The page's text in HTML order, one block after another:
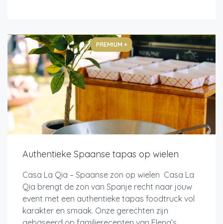
PREMIUM +
Authentieke Spaanse tapas op wielen
Casa La Qia – Spaanse zon op wielen Casa La
Qia brengt de zon van Spanje recht naar jouw
event met een authentieke tapas foodtruck vol
karakter en smaak. Onze gerechten zijn